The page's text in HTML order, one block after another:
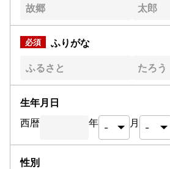
ふりがな
生年月日
西暦
年 月
性別